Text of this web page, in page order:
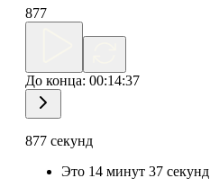
877
До конца: 00:14:37
877 секунд
Это 14 минут 37 секунд